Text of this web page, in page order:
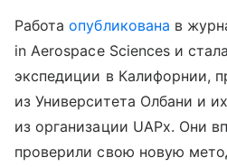
Работаопубликована в
in Aerospace Sciences и
экспедиции в Калифорнии,
из Университета Олбани и
из организации UAPx. Они
проверили свою новую